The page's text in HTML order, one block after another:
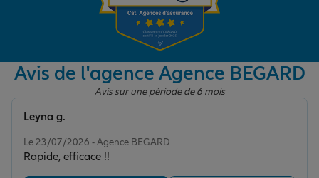
Garantie des accidents de la vie
Assurance scolaire
Protection juridique
Avis de l'agence Agence BEGARD
Avis sur une période de 6 mois
Le 23/07/2026 - Agence BEGARD
Rapide, efficace !!
Leyna g.